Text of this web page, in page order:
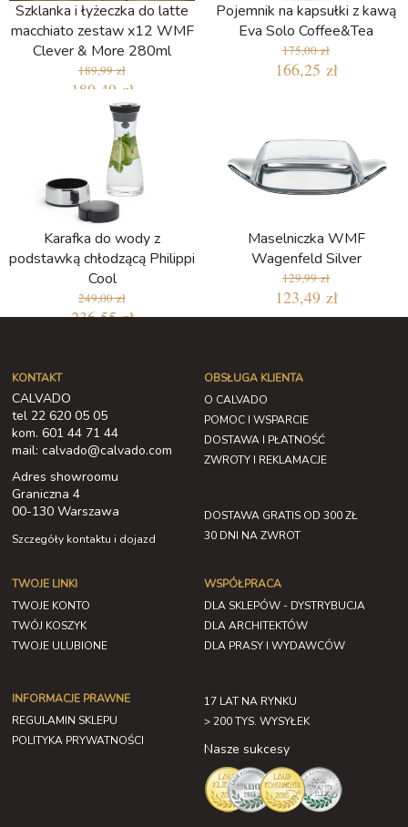
Szklanka i łyżeczka do latte
macchiato zestaw x12 WMF
Clever & More 280ml
189,99 zł
180,49 zł
Najniższa cena w ciągu ostatnich 30
dni: 179,55 zł
Pojemnik na kapsułki z kawą
Eva Solo Coffee&Tea
175,00 zł
166,25 zł
Karafka do wody z
podstawką chłodzącą Philippi
Cool
249,00 zł
236,55 zł
Maselniczka WMF
Wagenfeld Silver
129,99 zł
123,49 zł
KONTAKT
CALVADO
tel 22 620 05 05
kom. 601 44 71 44
mail: calvado@calvado.com
Adres showroomu
Graniczna 4
00-130 Warszawa
Szczegóły kontaktu i dojazd
OBSŁUGA KLIENTA
O CALVADO
POMOC I WSPARCIE
DOSTAWA I PŁATNOŚĆ
ZWROTY I REKLAMACJE
DOSTAWA GRATIS OD 300 ZŁ
30 DNI NA ZWROT
TWOJE LINKI
TWOJE KONTO
TWÓJ KOSZYK
TWOJE ULUBIONE
INFORMACJE PRAWNE
REGULAMIN SKLEPU
POLITYKA PRYWATNOŚCI
WSPÓŁPRACA
DLA SKLEPÓW - DYSTRYBUCJA
DLA ARCHITEKTÓW
DLA PRASY I WYDAWCÓW
17 LAT NA RYNKU
> 200 TYS. WYSYŁEK
Nasze sukcesy